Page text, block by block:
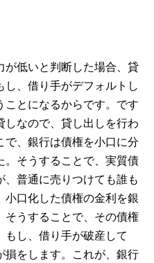
が低いと判断した場合、貸
し、借り手がデフォルトし
ことになるからです。です
しなので、貸し出しを行わ
で、銀行は債権を小口に分
。そうすることで、実質債
普通に売りつけても誰も
小口化した債権の金利を銀
そうすることで、その債権
もし、借り手が破産して
損をします。これが、銀行